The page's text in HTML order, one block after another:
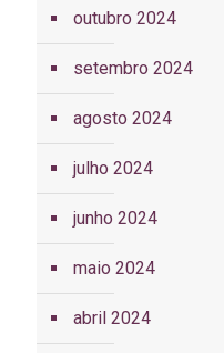
outubro 2024
setembro 2024
agosto 2024
julho 2024
junho 2024
maio 2024
abril 2024